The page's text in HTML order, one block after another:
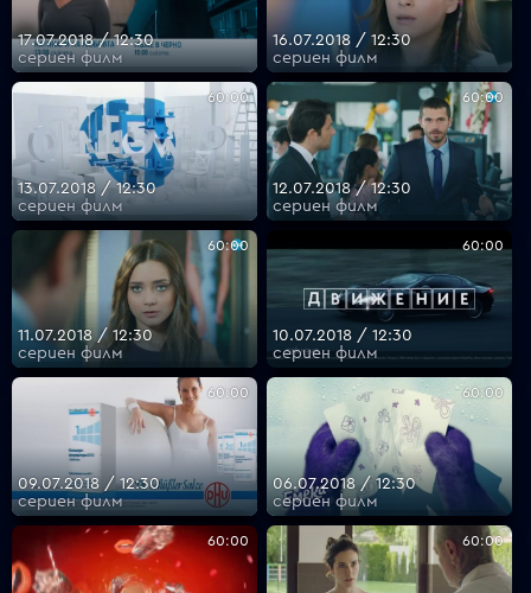
17.07.2018 / 12:30
сериен филм
16.07.2018 / 12:30
сериен филм
60:00
13.07.2018 / 12:30
сериен филм
60:00
12.07.2018 / 12:30
сериен филм
60:00
11.07.2018 / 12:30
сериен филм
60:00
10.07.2018 / 12:30
сериен филм
60:00
09.07.2018 / 12:30
сериен филм
60:00
06.07.2018 / 12:30
сериен филм
60:00 60:00